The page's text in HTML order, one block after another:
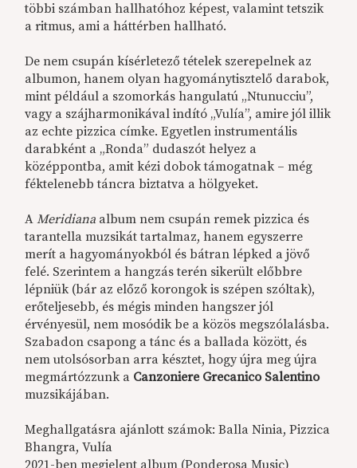
többi számban hallhatóhoz képest, valamint tetszik
a ritmus, ami a háttérben hallható.
De nem csupán kísérletező tételek szerepelnek az
albumon, hanem olyan hagyománytisztelő darabok,
mint például a szomorkás hangulatú „Ntunucciu”,
vagy a szájharmonikával indító „Vulía”, amire jól illik
az echte pizzica címke. Egyetlen instrumentális
darabként a „Ronda” dudaszót helyez a
középpontba, amit kézi dobok támogatnak – még
féktelenebb táncra biztatva a hölgyeket.
AMeridiana album nem csupán remek pizzica és
tarantella muzsikát tartalmaz, hanem egyszerre
merít a hagyományokból és bátran lépked a jövő
felé. Szerintem a hangzás terén sikerült előbbre
lépniük (bár az előző korongok is szépen szóltak),
erőteljesebb, és mégis minden hangszer jól
érvényesül, nem mosódik be a közös megszólalásba.
Szabadon csapong a tánc és a ballada között, és
nem utolsósorban arra késztet, hogy újra meg újra
megmártózzunk a Canzoniere Grecanico Salentino
muzsikájában.
Meghallgatásra ajánlott számok: Balla Ninia, Pizzica
Bhangra, Vulía
2021-ben megjelent album (Ponderosa Music)